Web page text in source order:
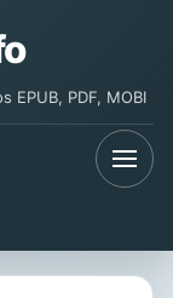
PDF, MOBI